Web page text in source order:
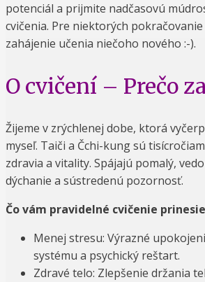
potenciál a prijmite nadčasovú
cvičenia. Pre niektorých
zahájenie učenia niečoho nového :-).
O cvičení – Prečo
Žijeme v zrýchlenej dobe, ktorá
myseľ. Taiči a Čchi-kung sú
zdravia a vitality. Spájajú pomalý,
dýchanie a sústredenú pozornosť.
Čo vám pravidelné cvičenie
Menej stresu: Výrazné
systému a psychický reštart.
Zdravé telo: Zlepšenie držania